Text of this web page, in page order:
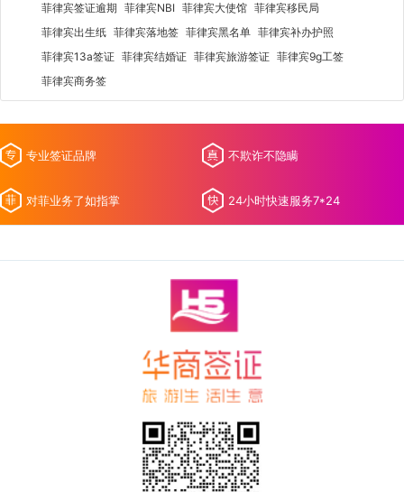
菲律宾签证逾期 菲律宾NBI 菲律宾大使馆 菲律宾移民局
菲律宾出生纸 菲律宾落地签 菲律宾黑名单 菲律宾补办护照
菲律宾13a签证 菲律宾结婚证 菲律宾旅游签证 菲律宾9g工签
菲律宾商务签
专业签证品牌 不欺诈不隐瞒
对菲业务了如指掌 24小时快速服务7*24